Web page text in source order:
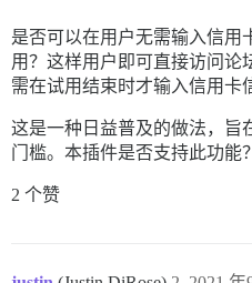
是否可以在用户无需输入信用
用？这样用户即可直接访问论
需在试用结束时才输入信用卡
这是一种日益普及的做法，旨
门槛。本插件是否支持此功能？
2 个赞